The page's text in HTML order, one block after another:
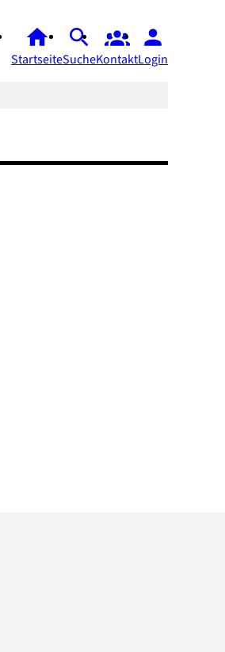
StartseiteSucheKontaktLogin